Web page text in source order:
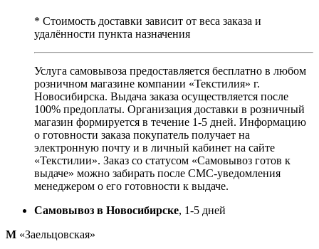
* Стоимость доставки зависит от веса заказа и
удалённости пункта назначения
Услуга самовывоза предоставляется бесплатно в любом
розничном магазине компании «Текстилия» г.
Новосибирска. Выдача заказа осуществляется после
100% предоплаты. Организация доставки в розничный
магазин формируется в течение 1-5 дней. Информацию
о готовности заказа покупатель получает на
электронную почту и в личный кабинет на сайте
«Текстилии». Заказ со статусом «Самовывоз готов к
выдаче» можно забирать после СМС-уведомления
менеджером о его готовности к выдаче.
Самовывоз в Новосибирске, 1-5 дней
М «Заельцовская»